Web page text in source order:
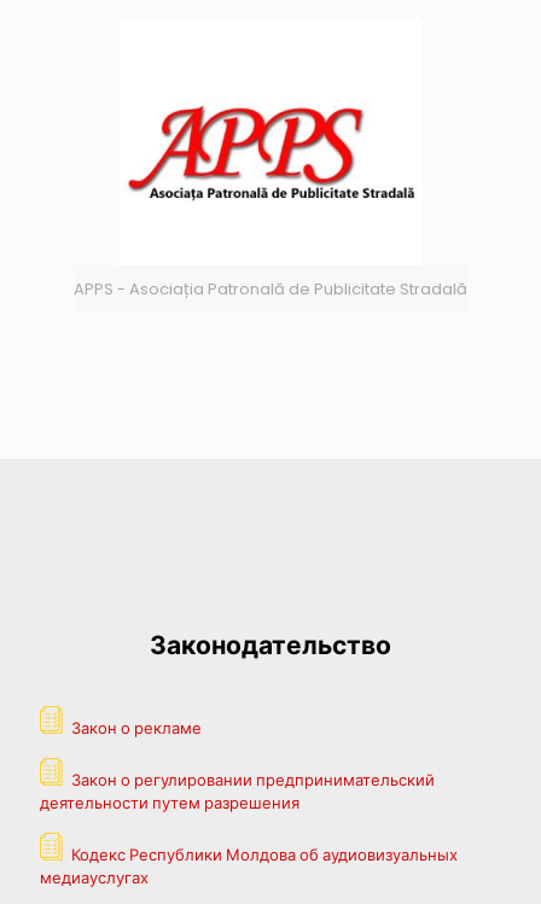
APPS - Asociația Patronală de Publicitate Stradală
Законодательство
Закон о рекламе
Закон о регулировании предпринимательский
деятельности путем разрешения
Кодекс Республики Молдова об аудиовизуальных
медиауслугах